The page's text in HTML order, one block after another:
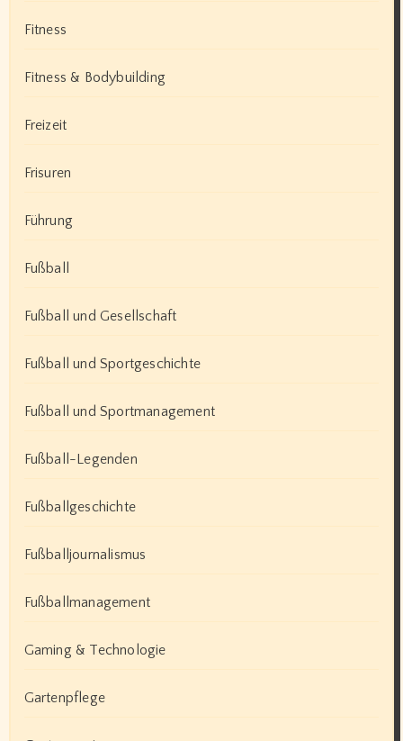
Fitness
Fitness & Bodybuilding
Freizeit
Frisuren
Führung
Fußball
Fußball und Gesellschaft
Fußball und Sportgeschichte
Fußball und Sportmanagement
Fußball-Legenden
Fußballgeschichte
Fußballjournalismus
Fußballmanagement
Gaming & Technologie
Gartenpflege